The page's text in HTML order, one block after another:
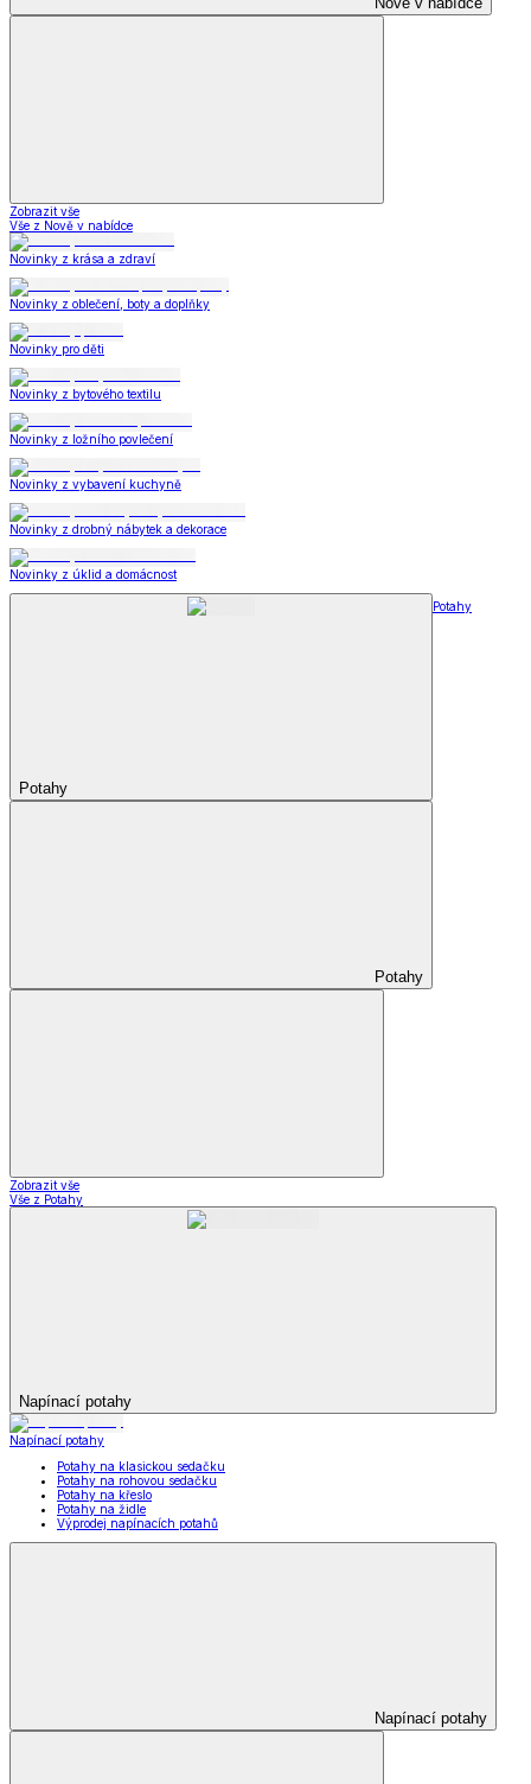
Zobrazit vše
Vše z Nově v nabídce
Novinky z krása a zdraví
Novinky z oblečení, boty a doplňky
Novinky pro děti
Novinky z bytového textilu
Novinky z ložního povlečení
Novinky z vybavení kuchyně
Novinky z drobný nábytek a dekorace
Novinky z úklid a domácnost
Potahy
Potahy
Potahy
Zobrazit vše
Vše z Potahy
Napínací potahy
Napínací potahy
Potahy na klasickou sedačku
Potahy na rohovou sedačku
Potahy na křeslo
Potahy na židle
Výprodej napínacích potahů
Napínací potahy